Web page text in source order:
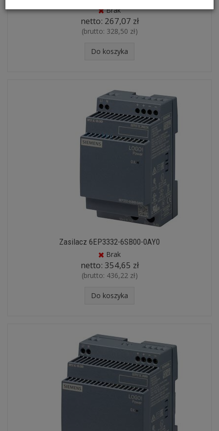
Brak
netto: 267,07 zł
(brutto: 328,50 zł)
Do koszyka
Zasilacz 6EP3332-6SB00-0AY0
Brak
netto: 354,65 zł
(brutto: 436,22 zł)
Do koszyka